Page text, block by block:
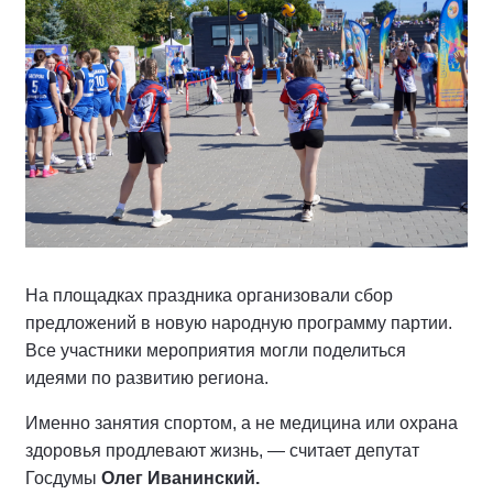
На площадках праздника организовали сбор
предложений в новую народную программу партии.
Все участники мероприятия могли поделиться
идеями по развитию региона.
Именно занятия спортом, а не медицина или охрана
здоровья продлевают жизнь, — считает депутат
Госдумы Олег Иванинский.